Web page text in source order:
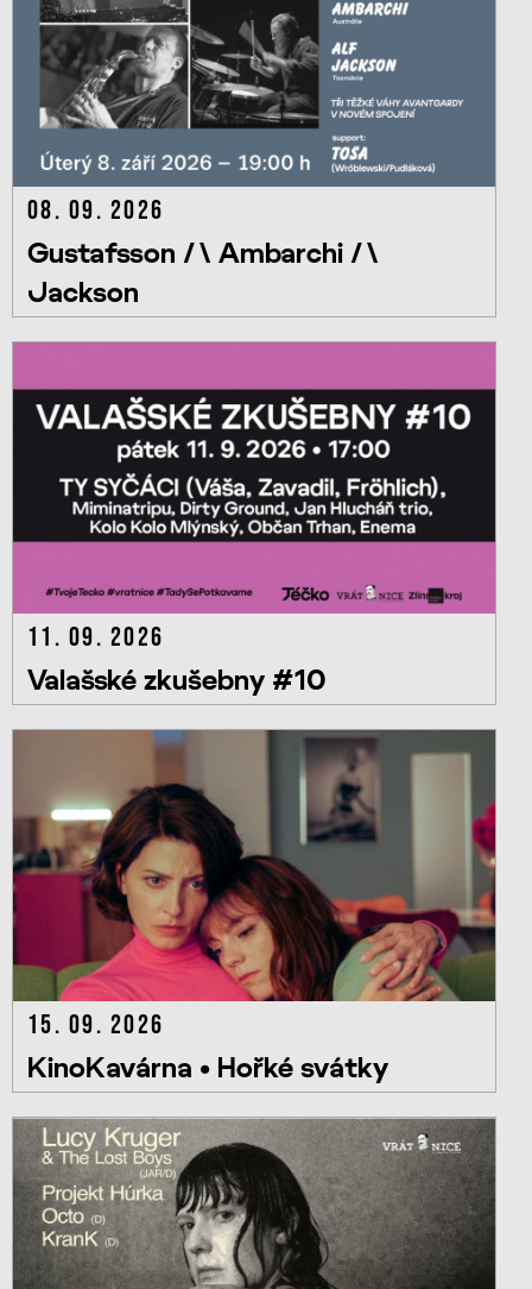
08. 09. 2026
Gustafsson /\ Ambarchi /\
Jackson
11. 09. 2026
Valašské zkušebny #10
15. 09. 2026
KinoKavárna • Hořké svátky